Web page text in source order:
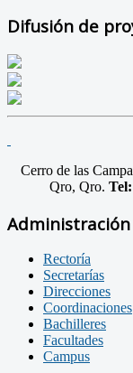
Difusión de
Cerro de las
Qro, Qro. Tel:
Rectoría
Secretarías
Direcciones
Coordinaciones
Bachilleres
Facultades
Campus